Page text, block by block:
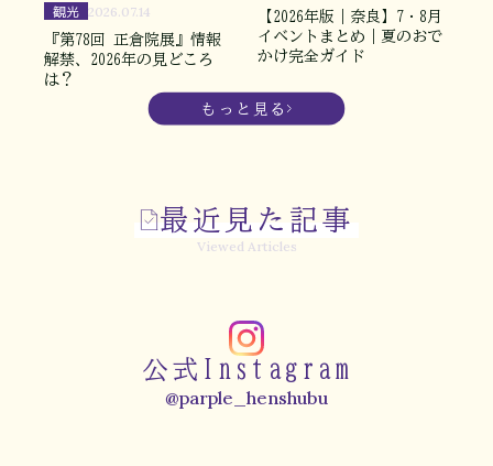
観光 2026.07.14
『第78回 正倉院展』情報
解禁、2026年の見どころ
は？
【2026年版｜奈良】7・8月
イベントまとめ｜夏のおで
かけ完全ガイド
もっと見る
最近見た記事
Viewed Articles
公式Instagram
@parple_henshubu